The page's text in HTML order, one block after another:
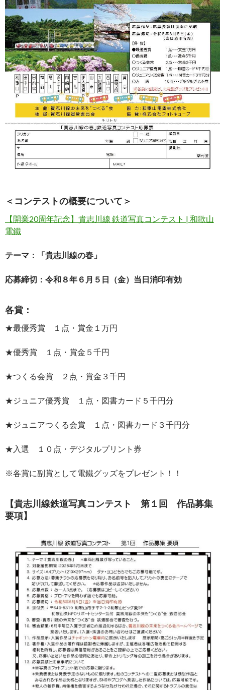
＜コンテストの概要について＞
【開業20周年記念】貴志川線 鉄道写真コンテスト | 和歌山
電鐵
テーマ：「貴志川線の春」
応募締切：令和８年６月５日（金）当日消印有効
各賞：
★最優秀賞 １点・賞金１万円
★優秀賞 １点・賞金５千円
★つくる会賞 ２点・賞金３千円
★ジュニア優秀賞 １点・図書カード５千円分
★ジュニアつくる会賞 １点・図書カード３千円分
★入選 １０点・デジタルプリント券
※各賞に副賞として電鐵グッズをプレゼント！！
【貴志川線鉄道写真コンテスト 第１回 作品募集
要項】